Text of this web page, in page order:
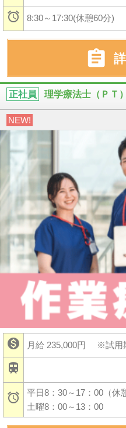

8:30～17:30(休憩60分)

正社員 理学療法士（ＰＴ）
NEW!
 月給 235,000円 ※試用


平日8：30～17：00（休
土曜8：00～13：00